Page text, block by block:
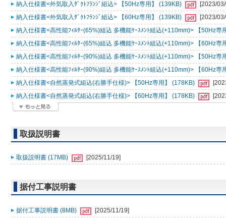
納入仕様書<外気取入ﾀﾞｸﾄﾌﾗﾝｼﾞ組込> 【50Hz専用】 (139KB)
[2023/
納入仕様書<外気取入ﾀﾞｸﾄﾌﾗﾝｼﾞ組込> 【60Hz専用】 (139KB)
[2023/
納入仕様書<高性能ﾌｨﾙﾀｰ(65%)組込 多機能ｹｰｽﾒﾝﾄ組込(+110mm)> 【50Hz専
納入仕様書<高性能ﾌｨﾙﾀｰ(65%)組込 多機能ｹｰｽﾒﾝﾄ組込(+110mm)> 【60Hz専
納入仕様書<高性能ﾌｨﾙﾀｰ(90%)組込 多機能ｹｰｽﾒﾝﾄ組込(+110mm)> 【50Hz専
納入仕様書<高性能ﾌｨﾙﾀｰ(90%)組込 多機能ｹｰｽﾒﾝﾄ組込(+110mm)> 【60Hz専
納入仕様書<自然蒸発式組込(右勝手仕様)> 【50Hz専用】 (178KB)
納入仕様書<自然蒸発式組込(右勝手仕様)> 【60Hz専用】 (178KB)
取扱説明書
取扱説明書 (17MB) [2025/11/19]
据付工事説明書
据付工事説明書 (8MB) [2025/11/19]